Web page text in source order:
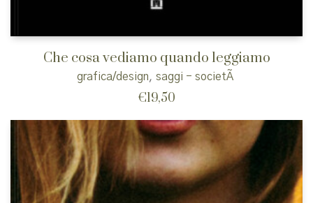
Che cosa vediamo quando leggiamo
grafica/design, saggi - societÃ
€19,50